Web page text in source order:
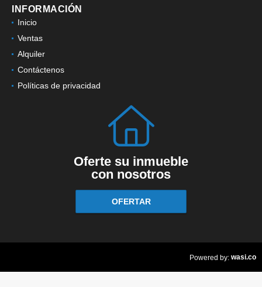
INFORMACIÓN
Inicio
Ventas
Alquiler
Contáctenos
Oferte su inmueble
con nosotros
OFERTAR
Powered by: wasi.co